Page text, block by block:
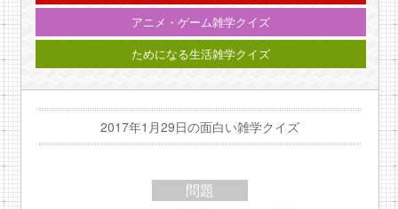
アニメ・ゲーム雑学クイズ
ためになる生活雑学クイズ
2017年1月29日の面白い雑学クイズ
問題